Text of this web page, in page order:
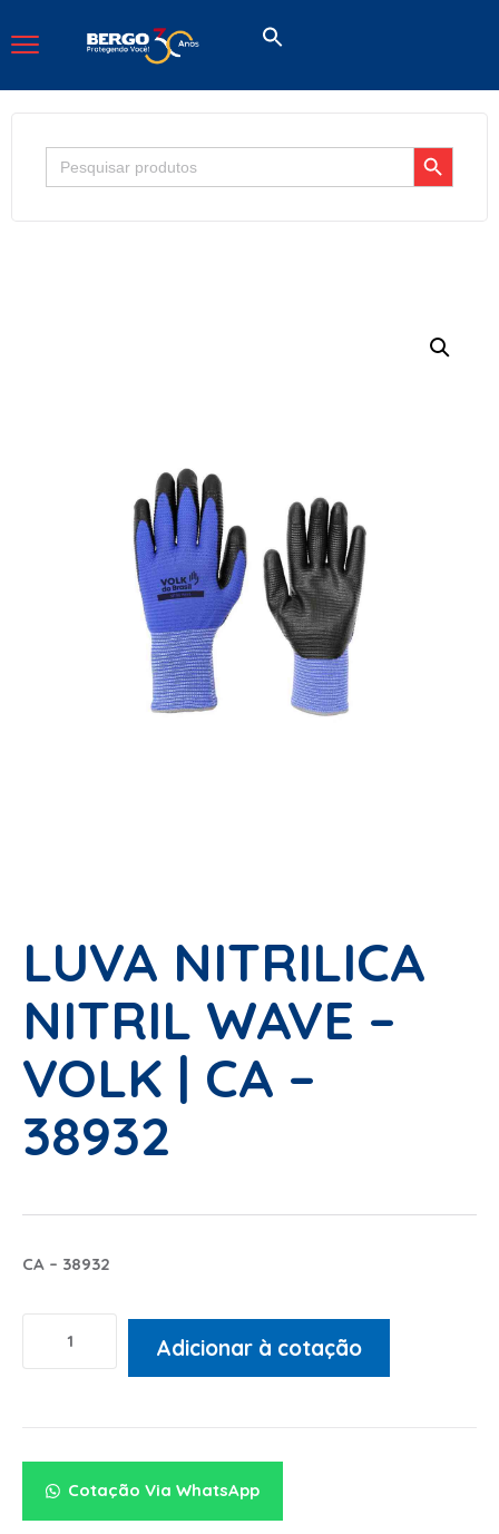
LUVA NITRILICA
NITRIL WAVE –
VOLK | CA –
38932
CA – 38932
Adicionar à cotação
Cotação Via WhatsApp
Search
for:
Search Button